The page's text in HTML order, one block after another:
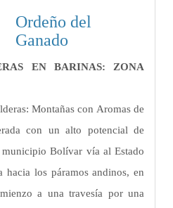
Ordeño del
Ganado
EN BARINAS: ZONA
Montañas con Aromas de
con un alto potencial de
Bolívar vía al Estado
hacia los páramos andinos, en
a una travesía por una